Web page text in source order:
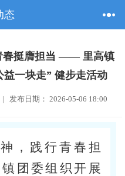
态
春挺膺担当 —— 里高镇
益一块走” 健步走活动
发布日期： 2026-05-06 18:00
，践行青春担
团委组织开展